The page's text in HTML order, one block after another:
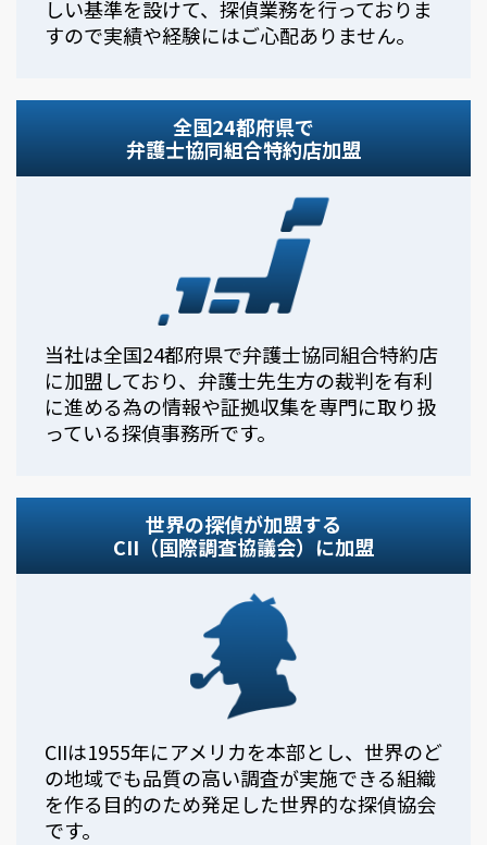
しい基準を設けて、探偵業務を行っておりま
すので実績や経験にはご心配ありません。
全国24都府県で
弁護士協同組合特約店加盟
当社は全国24都府県で弁護士協同組合特約店
に加盟しており、弁護士先生方の裁判を有利
に進める為の情報や証拠収集を専門に取り扱
っている探偵事務所です。
世界の探偵が加盟する
CII（国際調査協議会）に加盟
CIIは1955年にアメリカを本部とし、世界のど
の地域でも品質の高い調査が実施できる組織
を作る目的のため発足した世界的な探偵協会
です。